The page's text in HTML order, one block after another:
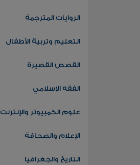
الروايات المترجمة
التعليم وتربية الأطفال
القصص القصيرة
الفقه الإسلامي
علوم الكمبيوتر والإنترنت
الإعلام والصحافة
التاريخ والجغرافيا